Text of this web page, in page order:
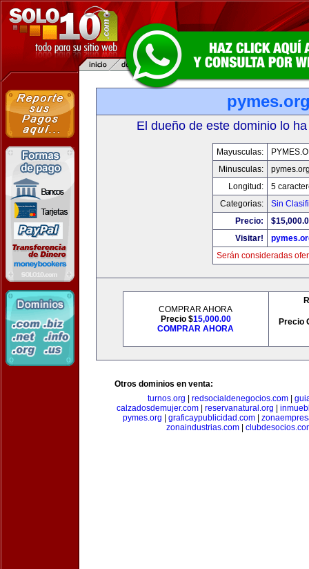
El dueño de este dominio lo
Mayusculas:
Minusculas:
Longitud:
5
Categorias:
Sin
Precio:
Visitar!
Serán consideradas
COMPRAR AHORA
Precio $15,000.00
COMPRAR AHORA
Precio
Otros dominios en venta:
turnos.org
redsocialdenegocios.com|
calzadosdemujer.com
reservanatural.org
pymes.org
graficaypublicidad.com
zonaindustrias.com|